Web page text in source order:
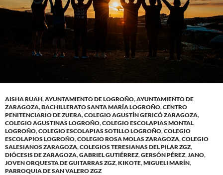
AISHA RUAH,AYUNTAMIENTO DE LOGROÑO,AYUNTAMIENTO DE
ZARAGOZA,BACHILLERATO SANTA MARÍA LOGROÑO,CENTRO
PENITENCIARIO DE ZUERA,COLEGIO AGUSTÍN GERICÓ ZARAGOZA,
COLEGIO AGUSTINAS LOGROÑO,COLEGIO ESCOLAPIAS MONTAL
LOGROÑO,COLEGIO ESCOLAPIAS SOTILLO LOGROÑO,COLEGIO
ESCOLAPIOS LOGROÑO,COLEGIO ROSA MOLAS ZARAGOZA,COLEGIO
SALESIANOS ZARAGOZA,COLEGIOS TERESIANAS DEL PILAR ZGZ,
DIÓCESIS DE ZARAGOZA,GABRIEL GUTIÉRREZ,GERSÓN PÉREZ,JANO,
JOVEN ORQUESTA DE GUITARRAS ZGZ,KIKOTE,MIGUELI MARÍN,
PARROQUIA DE SAN VALERO ZGZ